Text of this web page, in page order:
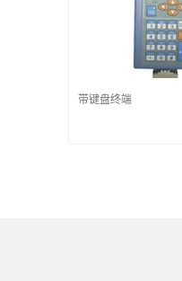
带键盘终端